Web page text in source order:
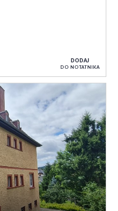
DODAJ
DO NOTATNIKA